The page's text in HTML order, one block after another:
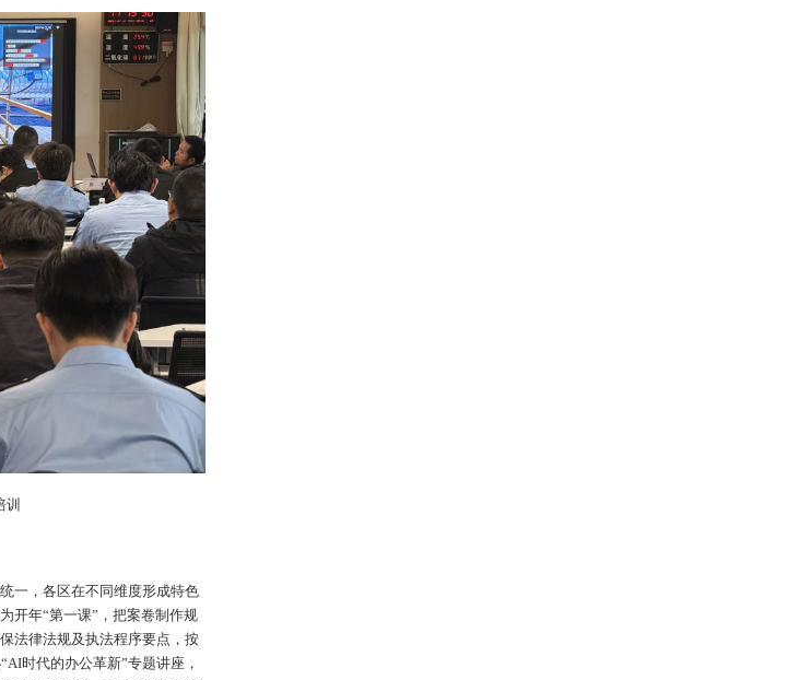
训
一，各区在不同维度形成特色
开年“第一课”，把案卷制作规
法律法规及执法程序要点，按
时代的办公革新”专题讲座，